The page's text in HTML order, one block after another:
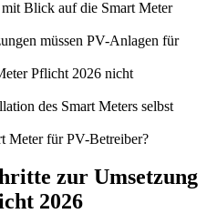
Blick auf die Smart Meter
müssen PV-Anlagen für
Pflicht 2026 nicht
des Smart Meters selbst
Meter für PV-Betreiber?
zur Umsetzung
2026